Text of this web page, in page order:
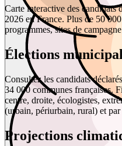
Carte interactive des candidats
2026 en France. Plus de 50
programmes, sites de
Élections
Consultez les candidats
34 000 communes françaises.
centre, droite, écologistes,
(urbain, périurbain, rural) et
Projections